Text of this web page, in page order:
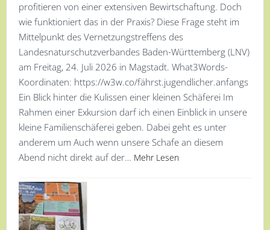
profitieren von einer extensiven Bewirtschaftung. Doch
wie funktioniert das in der Praxis? Diese Frage steht im
Mittelpunkt des Vernetzungstreffens des
Landesnaturschutzverbandes Baden-Württemberg (LNV)
am Freitag, 24. Juli 2026 in Magstadt. What3Words-
Koordinaten: https://w3w.co/fährst.jugendlicher.anfangs
Ein Blick hinter die Kulissen einer kleinen Schäferei Im
Rahmen einer Exkursion darf ich einen Einblick in unsere
kleine Familienschäferei geben. Dabei geht es unter
anderem um Auch wenn unsere Schafe an diesem
Abend nicht direkt auf der… Mehr Lesen